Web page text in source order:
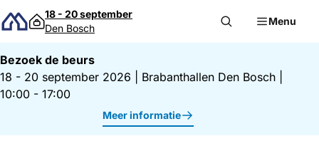
Direct naar inhoud
18 - 20 september
Den Bosch
Menu
Bezoek de beurs
18 - 20 september 2026
Brabanthallen Den Bosch
10:00 - 17:00
Meer informatie